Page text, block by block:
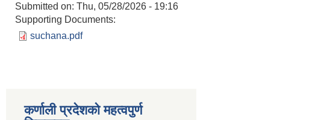
Submitted on: Thu, 05/28/2026 - 19:16
Supporting Documents:
suchana.pdf
कर्णाली प्रदेशको महत्वपुर्ण